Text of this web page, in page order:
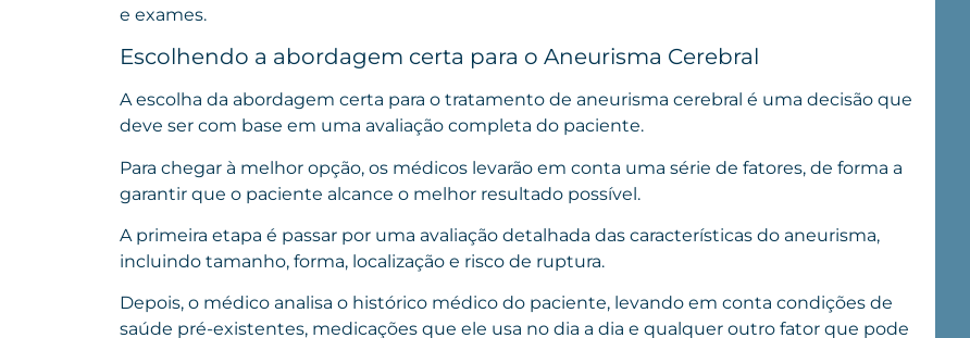
e exames.
Escolhendo a abordagem certa para o Aneurisma Cerebral
A escolha da abordagem certa para o tratamento de aneurisma cerebral é uma decisão que
deve ser com base em uma avaliação completa do paciente.
Para chegar à melhor opção, os médicos levarão em conta uma série de fatores, de forma a
garantir que o paciente alcance o melhor resultado possível.
A primeira etapa é passar por uma avaliação detalhada das características do aneurisma,
incluindo tamanho, forma, localização e risco de ruptura.
Depois, o médico analisa o histórico médico do paciente, levando em conta condições de
saúde pré-existentes, medicações que ele usa no dia a dia e qualquer outro fator que pode